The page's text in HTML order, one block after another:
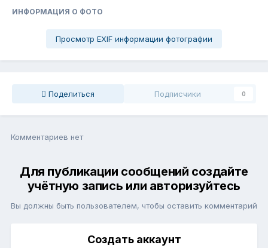
ИНФОРМАЦИЯ О ФОТО
Просмотр EXIF информации фотографии
Поделиться Подписчики 0
Комментариев нет
Для публикации сообщений создайте
учётную запись или авторизуйтесь
Вы должны быть пользователем, чтобы оставить комментарий
Создать аккаунт